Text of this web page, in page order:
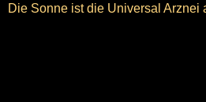
Die Sonne ist die Universal Arznei